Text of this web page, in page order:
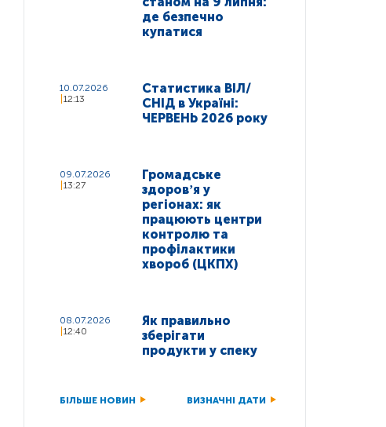
де безпечно
купатися
10.07.2026
12:13
Статистика ВІЛ/
СНІД в Україні:
ЧЕРВЕНЬ 2026 року
09.07.2026
13:27
Громадське
здоровʼя у
регіонах: як
працюють центри
контролю та
профілактики
хвороб (ЦКПХ)
08.07.2026
12:40
Як правильно
зберігати
продукти у спеку
БІЛЬШЕ НОВИН ВИЗНАЧНІ ДАТИ